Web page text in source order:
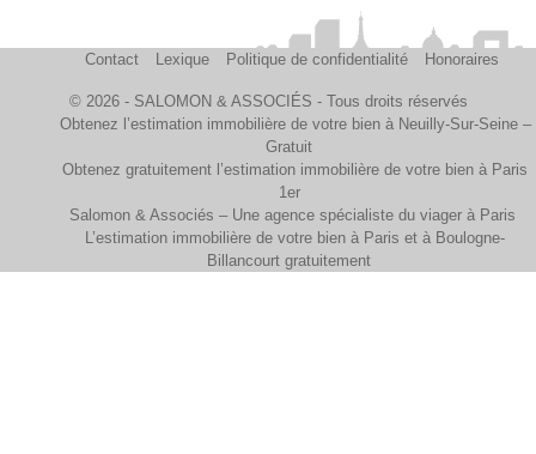
Contact Lexique Politique de confidentialité Honoraires
© 2026 - SALOMON & ASSOCIÉS - Tous droits réservés
Obtenez l’estimation immobilière de votre bien à Neuilly-Sur-Seine –
Gratuit
Obtenez gratuitement l’estimation immobilière de votre bien à Paris
1er
Salomon & Associés – Une agence spécialiste du viager à Paris
L’estimation immobilière de votre bien à Paris et à Boulogne-
Billancourt gratuitement